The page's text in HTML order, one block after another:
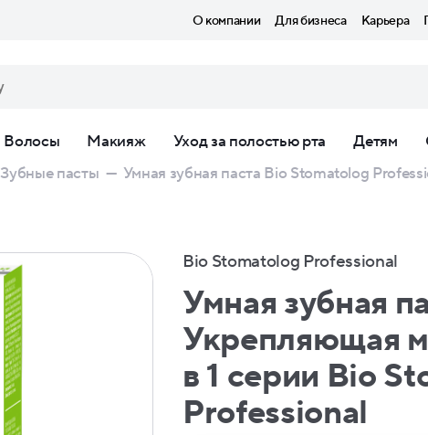
О компании Для бизнеса Карьера
Волосы Макияж Уход за полостью рта Детям
Зубные пасты — Умная зубная паста Bio Stomatolog
Bio Stomatolog Professional
Умная зубная
Укрепляющая
в 1 серии Bio
Professional